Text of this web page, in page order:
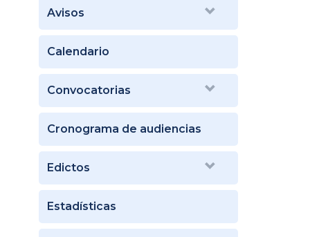
Avisos
Calendario
Convocatorias
Cronograma de audiencias
Edictos
Estadísticas